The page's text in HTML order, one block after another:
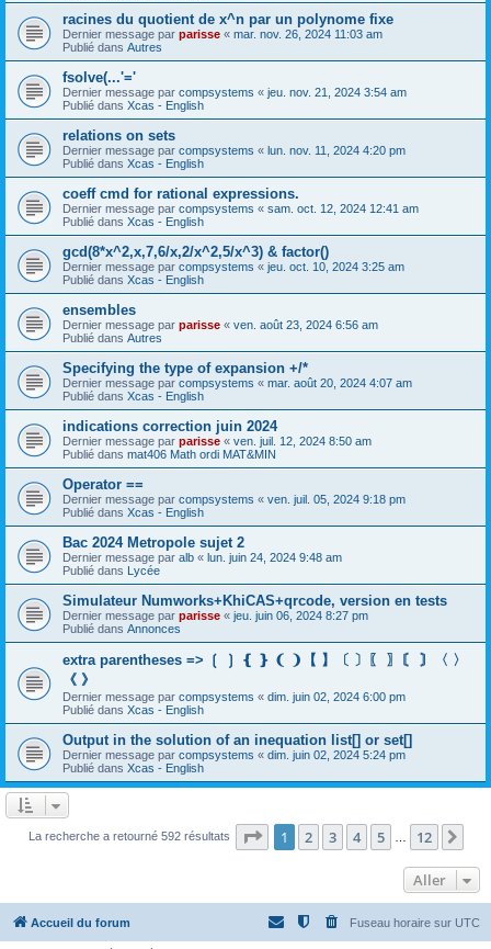
racines du quotient de x^n par un polynome fixe
Dernier message par parisse « mar. nov. 26, 2024 11:03 am
Publié dans Autres
fsolve(...'='
Dernier message par compsystems « jeu. nov. 21, 2024 3:54 am
Publié dans Xcas - English
relations on sets
Dernier message par compsystems « lun. nov. 11, 2024 4:20 pm
Publié dans Xcas - English
coeff cmd for rational expressions.
Dernier message par compsystems « sam. oct. 12, 2024 12:41 am
Publié dans Xcas - English
gcd(8*x^2,x,7,6/x,2/x^2,5/x^3) & factor()
Dernier message par compsystems « jeu. oct. 10, 2024 3:25 am
Publié dans Xcas - English
ensembles
Dernier message par parisse « ven. août 23, 2024 6:56 am
Publié dans Autres
Specifying the type of expansion +/*
Dernier message par compsystems « mar. août 20, 2024 4:07 am
Publié dans Xcas - English
indications correction juin 2024
Dernier message par parisse « ven. juil. 12, 2024 8:50 am
Publié dans mat406 Math ordi MAT&MIN
Operator ==
Dernier message par compsystems « ven. juil. 05, 2024 9:18 pm
Publié dans Xcas - English
Bac 2024 Metropole sujet 2
Dernier message par alb « lun. juin 24, 2024 9:48 am
Publié dans Lycée
Simulateur Numworks+KhiCAS+qrcode, version en tests
Dernier message par parisse « jeu. juin 06, 2024 8:27 pm
Publié dans Annonces
extra parentheses => ❲ ❳ ❴ ❵ ❨ ❩【 】〔 〕〖 〗〘 〙〈 〉
《 》
Dernier message par compsystems « dim. juin 02, 2024 6:00 pm
Publié dans Xcas - English
Output in the solution of an inequation list[] or set[]
Dernier message par compsystems « dim. juin 02, 2024 5:24 pm
Publié dans Xcas - English
La recherche a retourné 592 résultats Page 1sur12
1 2 3 4 5 12
Aller
Accueil du forum Fuseau horaire sur UTC